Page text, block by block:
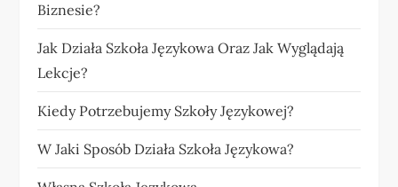
Biznesie?
Jak Działa Szkoła Językowa Oraz Jak Wyglądają
Lekcje?
Kiedy Potrzebujemy Szkoły Językowej?
W Jaki Sposób Działa Szkoła Językowa?